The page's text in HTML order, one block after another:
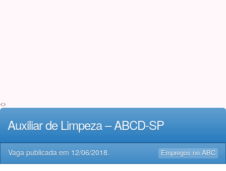
<>
Auxiliar de Limpeza – ABCD-SP
Empregos no ABC
Vaga publicada em 12/06/2018.